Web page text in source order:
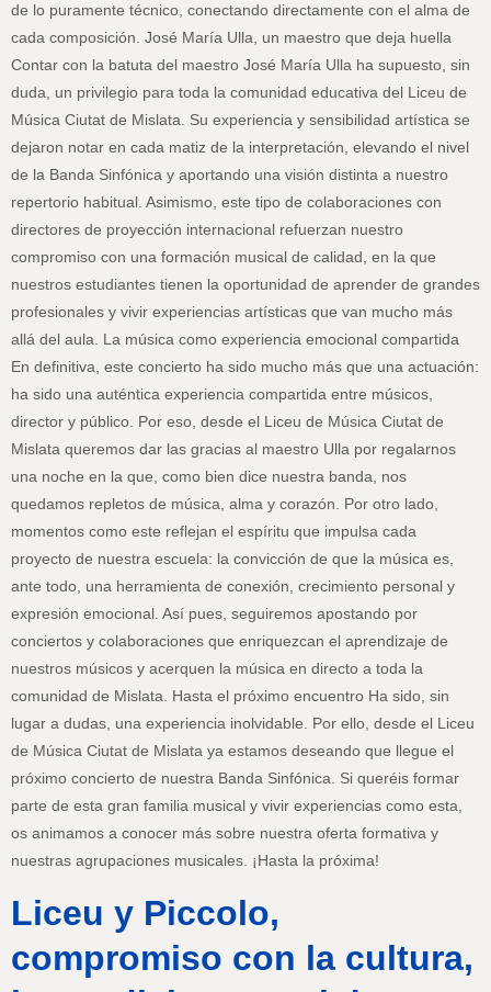
de lo puramente técnico, conectando directamente con el alma de
cada composición. José María Ulla, un maestro que deja huella
Contar con la batuta del maestro José María Ulla ha supuesto, sin
duda, un privilegio para toda la comunidad educativa del Liceu de
Música Ciutat de Mislata. Su experiencia y sensibilidad artística se
dejaron notar en cada matiz de la interpretación, elevando el nivel
de la Banda Sinfónica y aportando una visión distinta a nuestro
repertorio habitual. Asimismo, este tipo de colaboraciones con
directores de proyección internacional refuerzan nuestro
compromiso con una formación musical de calidad, en la que
nuestros estudiantes tienen la oportunidad de aprender de grandes
profesionales y vivir experiencias artísticas que van mucho más
allá del aula. La música como experiencia emocional compartida
En definitiva, este concierto ha sido mucho más que una actuación:
ha sido una auténtica experiencia compartida entre músicos,
director y público. Por eso, desde el Liceu de Música Ciutat de
Mislata queremos dar las gracias al maestro Ulla por regalarnos
una noche en la que, como bien dice nuestra banda, nos
quedamos repletos de música, alma y corazón. Por otro lado,
momentos como este reflejan el espíritu que impulsa cada
proyecto de nuestra escuela: la convicción de que la música es,
ante todo, una herramienta de conexión, crecimiento personal y
expresión emocional. Así pues, seguiremos apostando por
conciertos y colaboraciones que enriquezcan el aprendizaje de
nuestros músicos y acerquen la música en directo a toda la
comunidad de Mislata. Hasta el próximo encuentro Ha sido, sin
lugar a dudas, una experiencia inolvidable. Por ello, desde el Liceu
de Música Ciutat de Mislata ya estamos deseando que llegue el
próximo concierto de nuestra Banda Sinfónica. Si queréis formar
parte de esta gran familia musical y vivir experiencias como esta,
os animamos a conocer más sobre nuestra oferta formativa y
nuestras agrupaciones musicales. ¡Hasta la próxima!
Liceu y Piccolo,
compromiso con la cultura,